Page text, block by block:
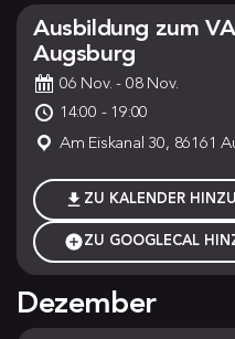
Ausbildung zum
Augsburg
06 Nov.- 08 Nov.
14:00 - 19:00
Am Eiskanal 30, 86161
ZU KALENDER
ZU GOOGLECAL
Dezember